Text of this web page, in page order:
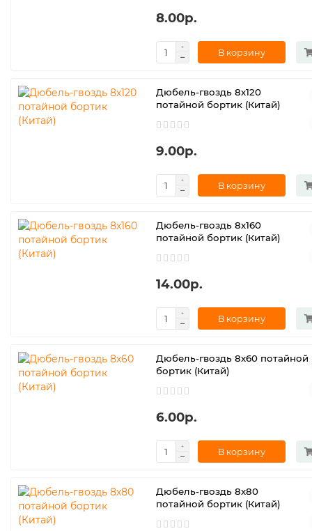
8.00р.
В корзину
Дюбель-гвоздь 8х120
потайной бортик (Китай)
9.00р.
В корзину
Дюбель-гвоздь 8х160
потайной бортик (Китай)
14.00р.
В корзину
Дюбель-гвоздь 8х60 потайной
бортик (Китай)
6.00р.
В корзину
Дюбель-гвоздь 8х80
потайной бортик (Китай)